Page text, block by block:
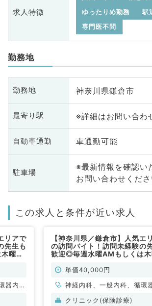
求人特徴
ゆったりめ勤務
駅
専門医不問
勤務地
勤務地 神奈川県鎌倉市
最寄り駅 ※詳細はお問い合わ
自動車通勤 車通勤可能
駐車場
※最新情報を確認い
お問い合わせくださ
この求人と条件が近い求人
リアで
先生も
曜
器内
【神奈川県／鎌倉市】人気エ
の訪問バイト！訪問未経験の
歓迎◎毎週水曜AMもしくは
4月入職も可能（内科系・外科
単価40,000円
神経内科、一般内科、循環
科、呼吸器内科、消化器内
クリニック(保険診療)